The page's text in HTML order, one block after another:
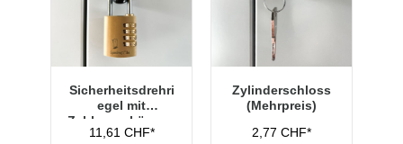
Sicherheitsdrehri
egel mit
Zahlenvorhänges
chloss Typ 1
11,61 CHF*
Zylinderschloss
(Mehrpreis)
2,77 CHF*